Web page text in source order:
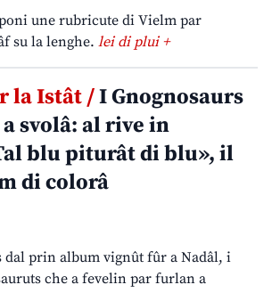
une rubricute di Vielm par
su la lenghe. lei di plui +
la Istât /I Gnognosaurs
svolâ: al rive in
blu piturât di blu», il
di colorâ
dal prin album vignût fûr a Nadâl, i
che a fevelin par furlan a